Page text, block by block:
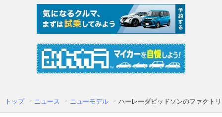
トップ ニュース ニューモデル ハーレーダビッドソンのファクト